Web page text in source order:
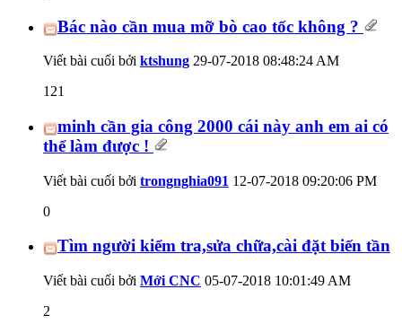
Bác nào cần mua mỡ bò cao tốc không ?
Viết bài cuối bởi ktshung 29-07-2018 08:48:24 AM
121
minh cần gia công 2000 cái này anh em ai có
thể làm được !
Viết bài cuối bởi trongnghia091 12-07-2018 09:20:06 PM
0
Tìm người kiểm tra,sửa chữa,cài đặt biến tần
Viết bài cuối bởi Mới CNC 05-07-2018 10:01:49 AM
2